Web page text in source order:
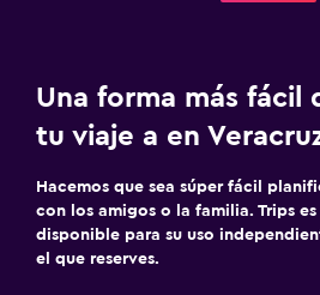
Una forma más fácil
tu viaje a en
Hacemos que sea súper fácil
con los amigos o la familia. Trips
disponible para su uso
el que reserves.